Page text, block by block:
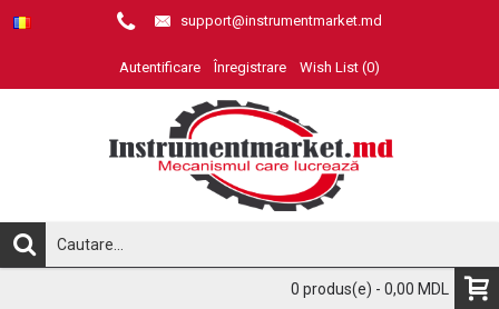
support@instrumentmarket.md
Autentificare Înregistrare Wish List (0)
0 produs(e) - 0,00 MDL